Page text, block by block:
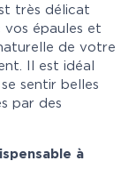
très délicat
épaules et
de votre
Il est idéal
sentir belles
par des
à